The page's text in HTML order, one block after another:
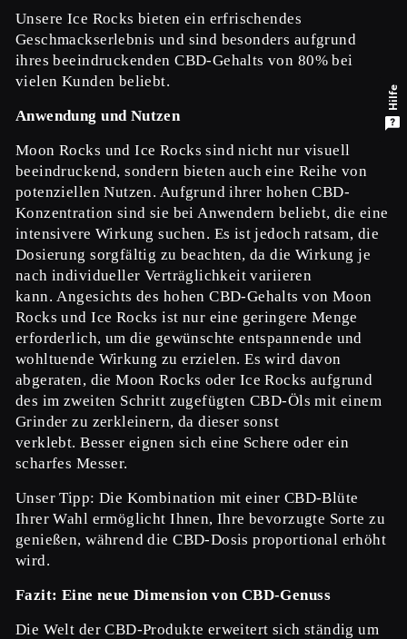
Unsere Ice Rocks bieten ein erfrischendes
Geschmackserlebnis und sind besonders aufgrund
ihres beeindruckenden CBD-Gehalts von 80% bei
vielen Kunden beliebt.
Anwendung und Nutzen
Moon Rocks und Ice Rocks sind nicht nur visuell
beeindruckend, sondern bieten auch eine Reihe von
potenziellen Nutzen. Aufgrund ihrer hohen CBD-
Konzentration sind sie bei Anwendern beliebt, die eine
intensivere Wirkung suchen. Es ist jedoch ratsam, die
Dosierung sorgfältig zu beachten, da die Wirkung je
nach individueller Verträglichkeit variieren
kann.Angesichts des hohen CBD-Gehalts von Moon
Rocks und Ice Rocks ist nur eine geringere Menge
erforderlich, um die gewünschte entspannende und
wohltuende Wirkung zu erzielen. Es wird davon
abgeraten, die Moon Rocks oder Ice Rocks aufgrund
des im zweiten Schritt zugefügten CBD-Öls mit einem
Grinder zu zerkleinern, da dieser sonst
verklebt. Besser eignen sich eine Schere oder ein
scharfes Messer.
Unser Tipp: Die Kombination mit einer CBD-Blüte
Ihrer Wahl ermöglicht Ihnen, Ihre bevorzugte Sorte zu
genießen, während die CBD-Dosis proportional erhöht
wird.
Fazit: Eine neue Dimension von CBD-Genuss
Die Welt der CBD-Produkte erweitert sich ständig um
Hilfe